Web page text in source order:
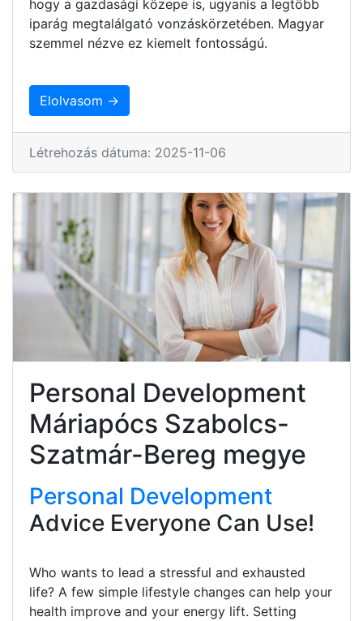
hogy a gazdasági közepe is, ugyanis a legtöbb
iparág megtalálgató vonzáskörzetében. Magyar
szemmel nézve ez kiemelt fontosságú.
Elolvasom →
Létrehozás dátuma: 2025-11-06
Personal Development
Máriapócs Szabolcs-
Szatmár-Bereg megye
Personal Development
Advice Everyone Can Use!
Who wants to lead a stressful and exhausted
life? A few simple lifestyle changes can help your
health improve and your energy lift. Setting